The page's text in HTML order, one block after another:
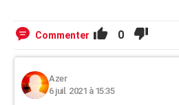
Commenter 0
Azer
6 juil. 2021 à 15:35